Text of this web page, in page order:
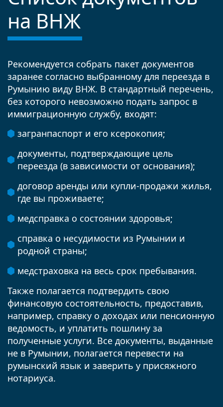
на ВНЖ
Рекомендуется собрать пакет документов
заранее согласно выбранному для переезда в
Румынию виду ВНЖ. В стандартный перечень,
без которого невозможно подать запрос в
иммиграционную службу, входят:
загранпаспорт и его ксерокопия;
документы, подтверждающие цель
переезда (в зависимости от основания);
договор аренды или купли-продажи жилья,
где вы проживаете;
медсправка о состоянии здоровья;
справка о несудимости из Румынии и
родной страны;
медстраховка на весь срок пребывания.
Также полагается подтвердить свою
финансовую состоятельность, предоставив,
например, справку о доходах или пенсионную
ведомость, и уплатить пошлину за
полученные услуги. Все документы, выданные
не в Румынии, полагается перевести на
румынский язык и заверить у присяжного
нотариуса.